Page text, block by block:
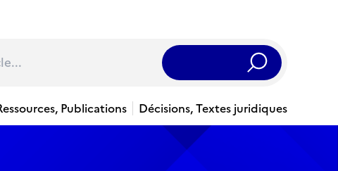
Rechercher
Publications Décisions, Textes juridiques